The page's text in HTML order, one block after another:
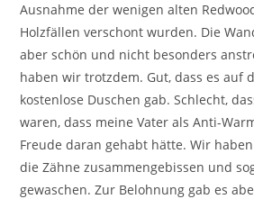
Ausnahme der wenigen alten
Holzfällen verschont wurden. Die
aber schön und nicht besonders
haben wir trotzdem. Gut, dass es auf
kostenlose Duschen gab. Schlecht,
waren, dass meine Vater als Anti-
Freude daran gehabt hätte. Wir
die Zähne zusammengebissen und
gewaschen. Zur Belohnung gab es